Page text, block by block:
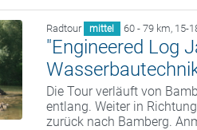
Radtour mittel 60 - 79 km, 15-
"Engineered Log
Die Tour verläuft von
entlang. Weiter in
zurück nach Bamberg.